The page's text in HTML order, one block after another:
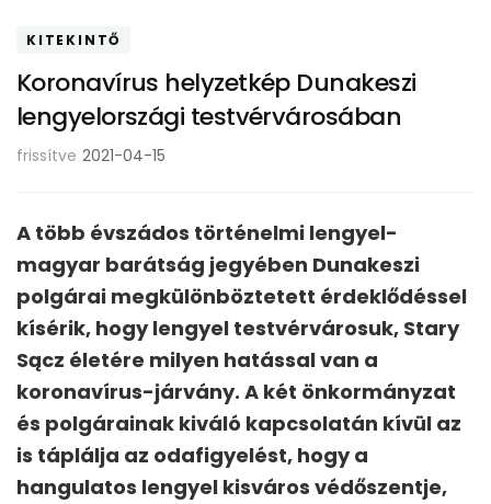
KITEKINTŐ
Koronavírus helyzetkép Dunakeszi
lengyelországi testvérvárosában
frissítve 2021-04-15
A több évszádos történelmi lengyel-
magyar barátság jegyében Dunakeszi
polgárai megkülönböztetett érdeklődéssel
kísérik, hogy lengyel testvérvárosuk, Stary
Sącz életére milyen hatással van a
koronavírus-járvány. A két önkormányzat
és polgárainak kiváló kapcsolatán kívül az
is táplálja az odafigyelést, hogy a
hangulatos lengyel kisváros védőszentje,